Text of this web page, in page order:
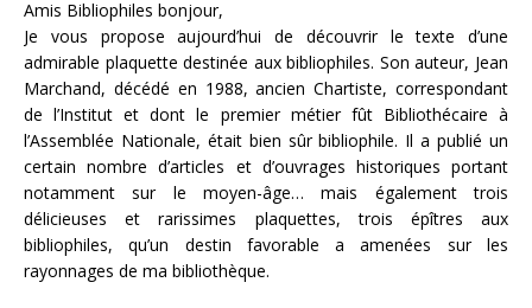
Amis Bibliophiles bonjour,
Je vous propose aujourd’hui de découvrir le texte d’une
admirable plaquette destinée aux bibliophiles. Son auteur, Jean
Marchand, décédé en 1988, ancien Chartiste, correspondant
de l’Institut et dont le premier métier fût Bibliothécaire à
l’Assemblée Nationale, était bien sûr bibliophile. Il a publié un
certain nombre d’articles et d’ouvrages historiques portant
notamment sur le moyen-âge… mais également trois
délicieuses et rarissimes plaquettes, trois épîtres aux
bibliophiles, qu’un destin favorable a amenées sur les
rayonnages de ma bibliothèque.